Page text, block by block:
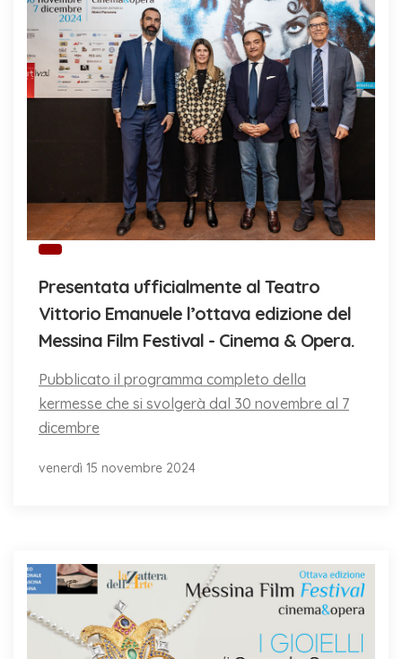
Presentata ufficialmente al Teatro
Vittorio Emanuele l’ottava edizione del
Messina Film Festival - Cinema & Opera.
Pubblicato il programma completo della
kermesse che si svolgerà dal 30 novembre al 7
dicembre
venerdì 15 novembre 2024